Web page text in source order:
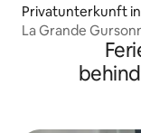
Privatunterkunft